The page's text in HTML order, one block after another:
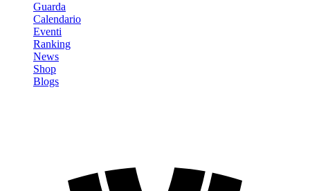
Guarda
Calendario
Eventi
Ranking
News
Shop
Blogs